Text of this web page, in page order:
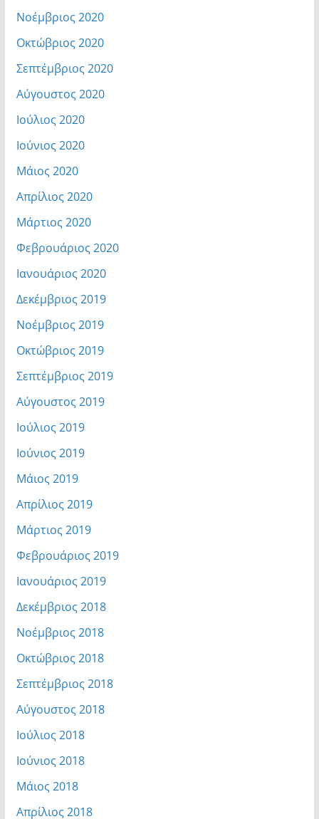
Νοέμβριος 2020
Οκτώβριος 2020
Σεπτέμβριος 2020
Αύγουστος 2020
Ιούλιος 2020
Ιούνιος 2020
Μάιος 2020
Απρίλιος 2020
Μάρτιος 2020
Φεβρουάριος 2020
Ιανουάριος 2020
Δεκέμβριος 2019
Νοέμβριος 2019
Οκτώβριος 2019
Σεπτέμβριος 2019
Αύγουστος 2019
Ιούλιος 2019
Ιούνιος 2019
Μάιος 2019
Απρίλιος 2019
Μάρτιος 2019
Φεβρουάριος 2019
Ιανουάριος 2019
Δεκέμβριος 2018
Νοέμβριος 2018
Οκτώβριος 2018
Σεπτέμβριος 2018
Αύγουστος 2018
Ιούλιος 2018
Ιούνιος 2018
Μάιος 2018
Απρίλιος 2018